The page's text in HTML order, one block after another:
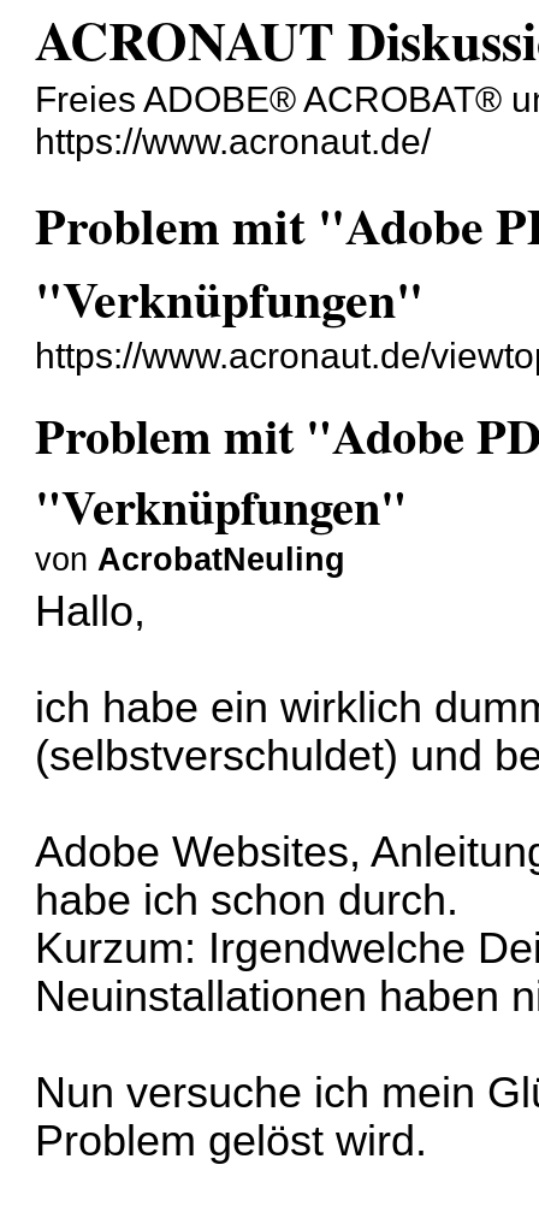
ACRONAUT
Freies ADOBE® ACROBAT®
https://www.acronaut.de/
Problem mit "Adobe
"Verknüpfungen"
https://www.acronaut.de/
Problem mit "Adobe
"Verknüpfungen"
von AcrobatNeuling
Hallo,
ich habe ein wirklich
(selbstverschuldet) und
Adobe Websites,
habe ich schon durch.
Kurzum: Irgendwelche
Neuinstallationen haben
Nun versuche ich mein
Problem gelöst wird.